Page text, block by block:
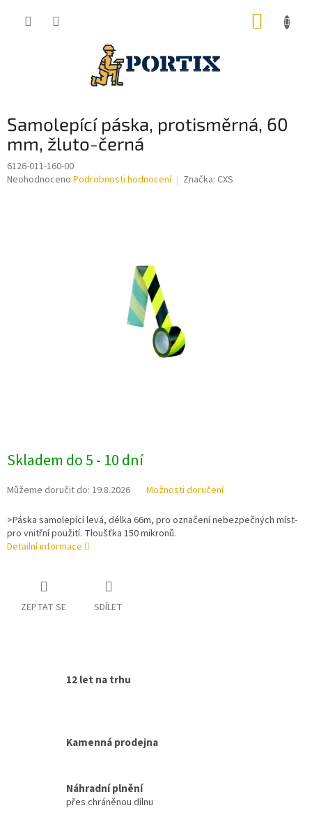
Samolepící páska, protisměrná, 60
mm, žluto-černá
6126-011-160-00
Průměrné
Neohodnoceno Podrobnosti hodnocení Značka: CXS
Skladem do 5 - 10 dní
Můžeme doručit do: 19.8.2026 Možnosti doručení
>Páska samolepící levá, délka 66m, pro označení nebezpečných míst-
pro vnitřní použití. Tloušťka 150 mikronů.
Detailní informace
ZEPTAT SE SDÍLET
12 let na trhu
Kamenná prodejna
Náhradní plnění
přes chráněnou dílnu